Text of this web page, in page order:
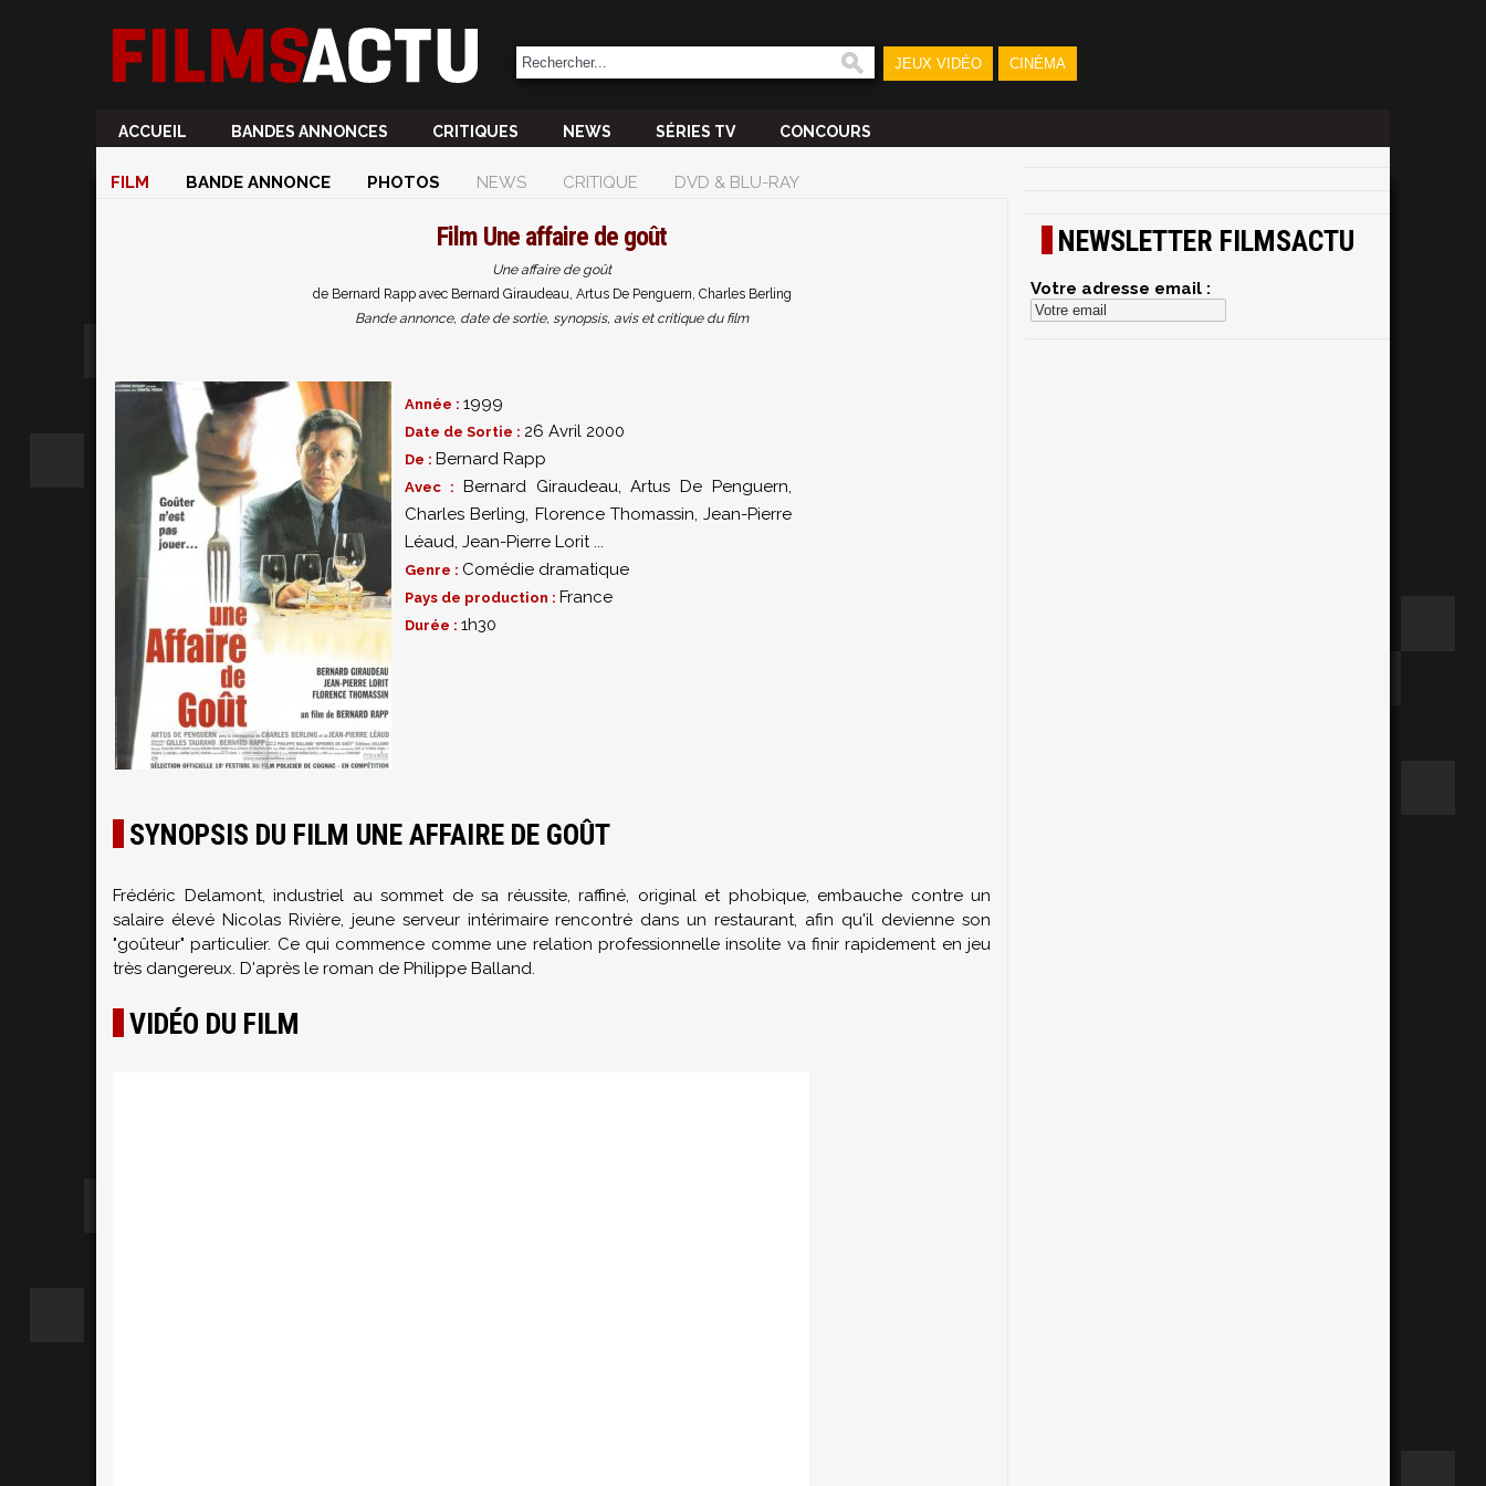
JEUX VIDÉO CINÉMA
ACCUEIL BANDES ANNONCES CRITIQUES NEWS SÉRIES TV CONCOURS
FILM BANDE ANNONCE PHOTOS NEWS CRITIQUE DVD & BLU-RAY
Film Une affaire de goût
Une affaire de goût
de Bernard Rapp avec Bernard Giraudeau, Artus De Penguern, Charles Berling
Bande annonce, date de sortie, synopsis, avis et critique du film
Année : 1999
Date de Sortie : 26 Avril 2000
De : Bernard Rapp
Avec : Bernard Giraudeau,Artus De Penguern,
Charles Berling, Florence Thomassin, Jean-Pierre
Léaud, Jean-Pierre Lorit ...
Genre : Comédie dramatique
Pays de production : France
Durée : 1h30
SYNOPSIS DU FILM UNE AFFAIRE DE GOÛT
Frédéric Delamont, industriel au sommet de sa réussite, raffiné, original et phobique, embauche contre un
salaire élevé Nicolas Rivière, jeune serveur intérimaire rencontré dans un restaurant, afin qu'il devienne son
"goûteur" particulier. Ce qui commence comme une relation professionnelle insolite va finir rapidement en jeu
très dangereux. D'après le roman de Philippe Balland.
VIDÉO DU FILM
NEWSLETTER FILMSACTU
Votre adresse email :